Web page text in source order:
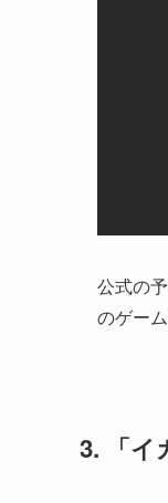
公式の
のゲー
3. 「イ